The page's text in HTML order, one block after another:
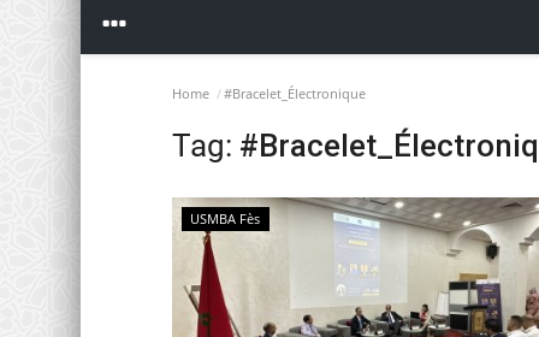
Home #Bracelet_Électronique
Tag:
USMBA Fès